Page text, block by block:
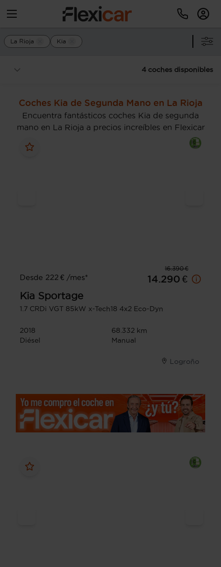
La Rioja Kia
4 coches disponibles
Coches Kia de Segunda Mano en La Rioja
Encuentra fantásticos coches Kia de segunda
mano en La Rioja a precios increíbles en Flexicar
16.390 €
Desde 222 € /mes*
14.290 €
Kia Sportage
1.7 CRDi VGT 85kW x-Tech18 4x2 Eco-Dyn
2018
68.332 km
Diésel
Manual
Logroño